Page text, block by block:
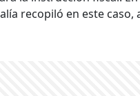
recopiló en este caso,